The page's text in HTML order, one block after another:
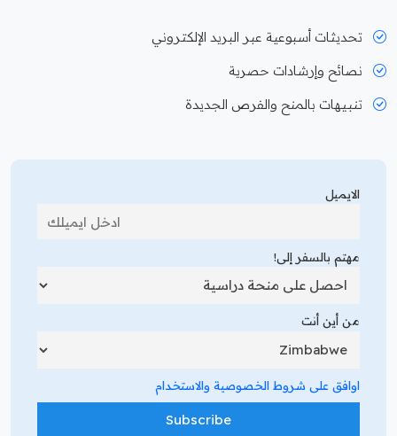
تحديثات أسبوعية عبر البريد الإلكتروني
نصائح وإرشادات حصرية
تنبيهات بالمنح والفرص الجديدة
الايميل
مهتم بالسفر إلى!
من أين أنت
اوافق على شروط الخصوصية والاستخدام